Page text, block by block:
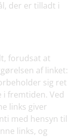
der er tilladt i
forudsat at
af linket:
sig ret
fremtiden. Ved
links giver
med hensyn til
links, og